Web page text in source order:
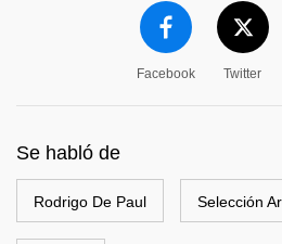
Facebook Twitter
Se habló de
Rodrigo De Paul Selección